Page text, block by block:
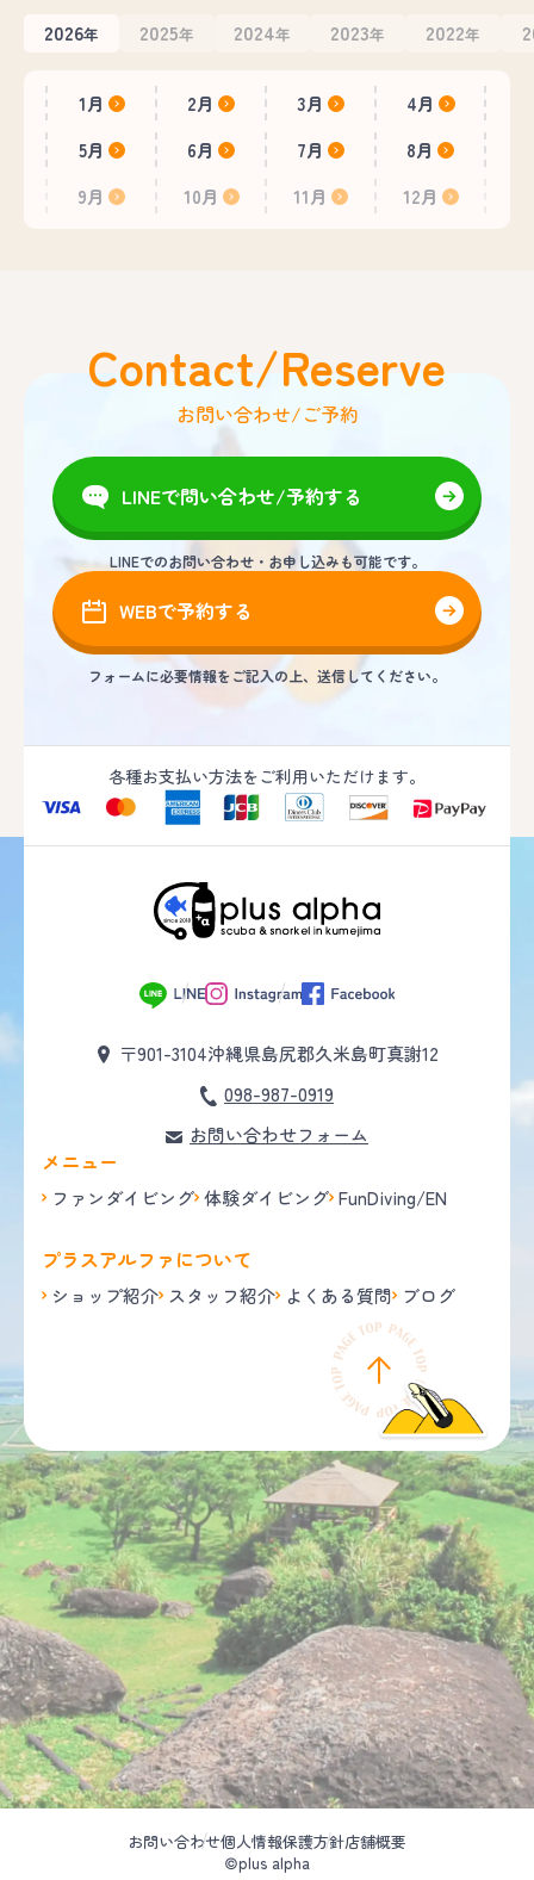
2026年 2025年 2024年 2023年 2022年
1月 2月 3月
4月
5月
6月 7月
8月
9月
10月 11月 12月
Contact/Reserve
お問い合わせ/ご予約
LINEで問い合わせ/予約する
LINEでのお問い合わせ・お申し込みも可能です。
WEBで予約する
フォームに必要情報をご記入の上、送信してください。
各種お支払い方法をご利用いただけます。
〒901-3104沖縄県島尻郡久米島町真謝12
098-987-0919
お問い合わせフォーム
メニュー
ファンダイビング 体験ダイビング FunDiving/EN
プラスアルファについて
ショップ紹介 スタッフ紹介 よくある質問 ブログ
お問い合わせ個人情報保護方針店舗概要
©plus alpha